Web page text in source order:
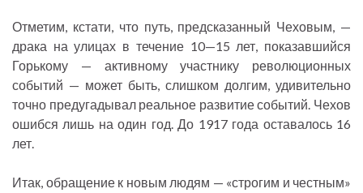
Отметим, кстати, что путь, предсказанный Чеховым, —
драка на улицах в течение 10—15 лет, показавшийся
Горькому — активному участнику революционных
событий — может быть, слишком долгим, удивительно
точно предугадывал реальное развитие событий. Чехов
ошибся лишь на один год. До 1917 года оставалось 16
лет.
Итак, обращение к новым людям — «строгим и честным»